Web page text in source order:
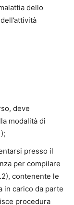
dello
deve
modalità di
presso il
per compilare
contenente le
in carico da parte
procedura